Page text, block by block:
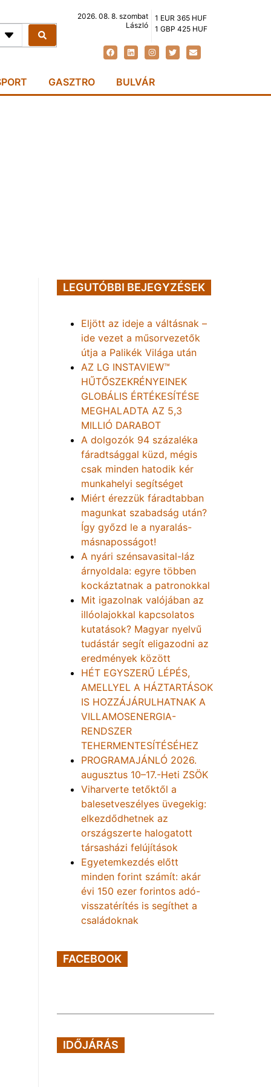
2026. 08. 8. szombat
László
1 EUR 365 HUF
1 GBP 425 HUF
GASZTRO BULVÁR
LEGUTÓBBI BEJEGYZÉSEK
Eljött az ideje a váltásnak –
ide vezet a műsorvezetők
útja a Palikék Világa után
AZ LG INSTAVIEW™
HŰTŐSZEKRÉNYEINEK
GLOBÁLIS ÉRTÉKESÍTÉSE
MEGHALADTA AZ 5,3
MILLIÓ DARABOT
A dolgozók 94 százaléka
fáradtsággal küzd, mégis
csak minden hatodik kér
munkahelyi segítséget
Miért érezzük fáradtabban
magunkat szabadság után?
Így győzd le a nyaralás-
másnaposságot!
A nyári szénsavasital-láz
árnyoldala: egyre többen
kockáztatnak a patronokkal
Mit igazolnak valójában az
illóolajokkal kapcsolatos
kutatások? Magyar nyelvű
tudástár segít eligazodni az
eredmények között
HÉT EGYSZERŰ LÉPÉS,
AMELLYEL A HÁZTARTÁSOK
IS HOZZÁJÁRULHATNAK A
VILLAMOSENERGIA-
RENDSZER
TEHERMENTESÍTÉSÉHEZ
PROGRAMAJÁNLÓ 2026.
augusztus 10–17.-Heti ZSÖK
Viharverte tetőktől a
balesetveszélyes üvegekig:
elkezdődhetnek az
országszerte halogatott
társasházi felújítások
Egyetemkezdés előtt
minden forint számít: akár
évi 150 ezer forintos adó-
visszatérítés is segíthet a
családoknak
FACEBOOK
IDŐJÁRÁS